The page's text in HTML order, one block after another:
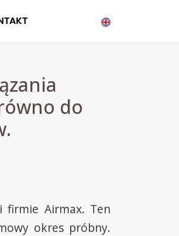
do
firmie Airmax. Ten
okres próbny.